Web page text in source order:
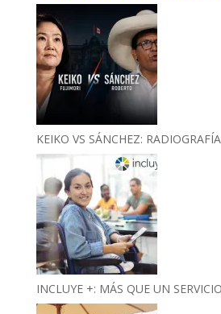
KEIKO VS SÁNCHEZ:
INCLUYE +: MÁS QUE UN